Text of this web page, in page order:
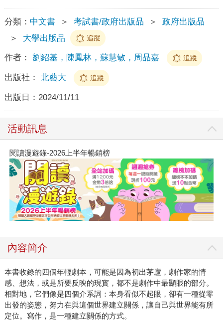
分類： 中文書 ＞ 考試書/政府出版品 ＞
政府出版品
＞
大學出版品 追蹤
作者： 劉紹基，陳鳳林，蘇慧敏，周品嘉 追蹤
出版社： 北藝大 追蹤
出版日： 2024/11/11
活動訊息
閱讀漫遊錄-2026上半年暢銷榜
內容簡介
本書收錄的四個年輕劇本，可能是因為初出茅廬，劇作家的情
感、想法，或是所要反映的現實，都不是劇作中最顯眼的部分。
相對地，它們像是四個介系詞：本身看似不起眼，卻有一種從零
出發的姿態，努力在與這個世界建立關係，讓自己與世界能有所
定位。寫作，是一種建立關係的方式。